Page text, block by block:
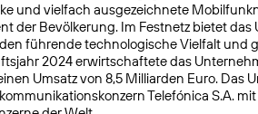
und vielfach ausgezeichnete
der Bevölkerung. Im Festnetz bietet
führende technologische Vielfalt und
2024 erwirtschaftete das
Umsatz von 8,5 Milliarden Euro. Das
Telefónica S.A.